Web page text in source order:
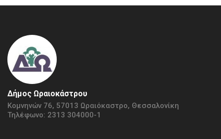
Δήμος Ωραιοκάστρου
Κομνηνών 76, 57013 Ωραιόκαστρο, Θεσσαλονίκη
Τηλέφωνο: 2313 304000-1